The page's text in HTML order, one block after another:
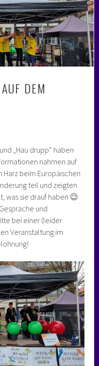
DEM
„Hau drupp“ haben
nahmen auf
beim Europäischen
teil und zeigten
was sie drauf haben 😉
und
bei einer (leider
Veranstaltung im